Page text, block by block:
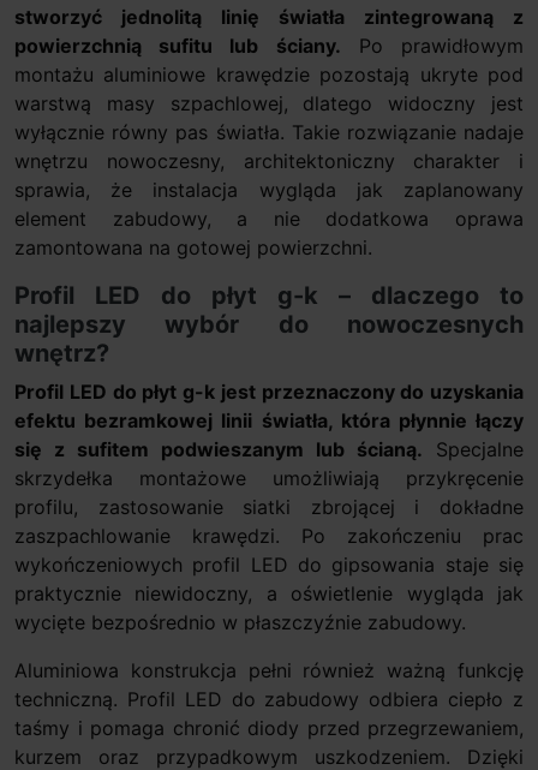
stworzyć jednolitą linię światła zintegrowaną z
powierzchnią sufitu lub ściany. Po prawidłowym
montażu aluminiowe krawędzie pozostają ukryte pod
warstwą masy szpachlowej, dlatego widoczny jest
wyłącznie równy pas światła. Takie rozwiązanie nadaje
wnętrzu nowoczesny, architektoniczny charakter i
sprawia, że instalacja wygląda jak zaplanowany
element zabudowy, a nie dodatkowa oprawa
zamontowana na gotowej powierzchni.
Profil LED do płyt g-k – dlaczego to
najlepszy wybór do nowoczesnych
wnętrz?
Profil LED do płyt g-k jest przeznaczony do uzyskania
efektu bezramkowej linii światła, która płynnie łączy
się z sufitem podwieszanym lub ścianą. Specjalne
skrzydełka montażowe umożliwiają przykręcenie
profilu, zastosowanie siatki zbrojącej i dokładne
zaszpachlowanie krawędzi. Po zakończeniu prac
wykończeniowych profil LED do gipsowania staje się
praktycznie niewidoczny, a oświetlenie wygląda jak
wycięte bezpośrednio w płaszczyźnie zabudowy.
Aluminiowa konstrukcja pełni również ważną funkcję
techniczną. Profil LED do zabudowy odbiera ciepło z
taśmy i pomaga chronić diody przed przegrzewaniem,
kurzem oraz przypadkowym uszkodzeniem. Dzięki